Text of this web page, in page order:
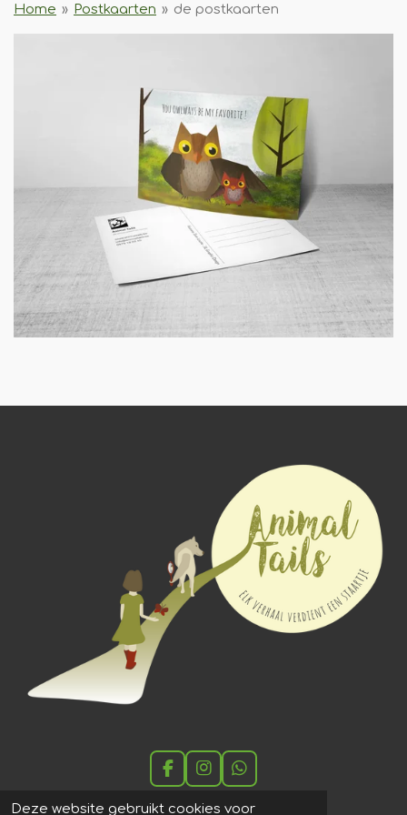
Deze website gebruikt cookies voor
Home » Postkaarten » de postkaarten
F
a
c
I
n
s
W
h
a